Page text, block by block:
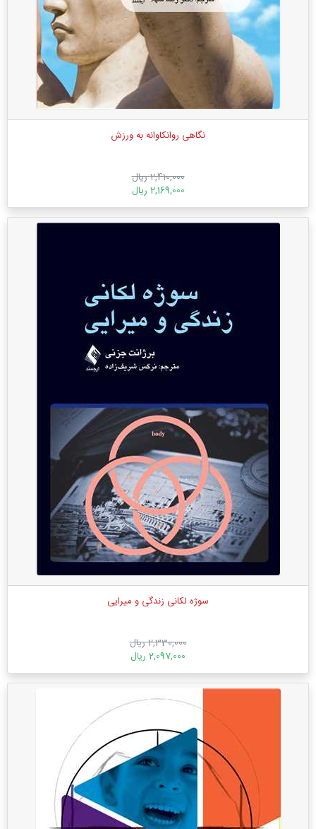
نگاهی روانکاوانه به ورزش
2,410,000 ریال
2,169,000 ریال
سوژه لکانی زندگی و میرایی
2,330,000 ریال
2,097,000 ریال